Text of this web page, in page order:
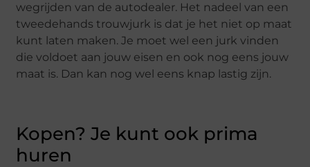
wegrijden van de autodealer. Het nadeel van een
tweedehands trouwjurk is dat je het niet op maat
kunt laten maken. Je moet wel een jurk vinden
die voldoet aan jouw eisen en ook nog eens jouw
maat is. Dan kan nog wel eens knap lastig zijn.
Kopen? Je kunt ook prima
huren